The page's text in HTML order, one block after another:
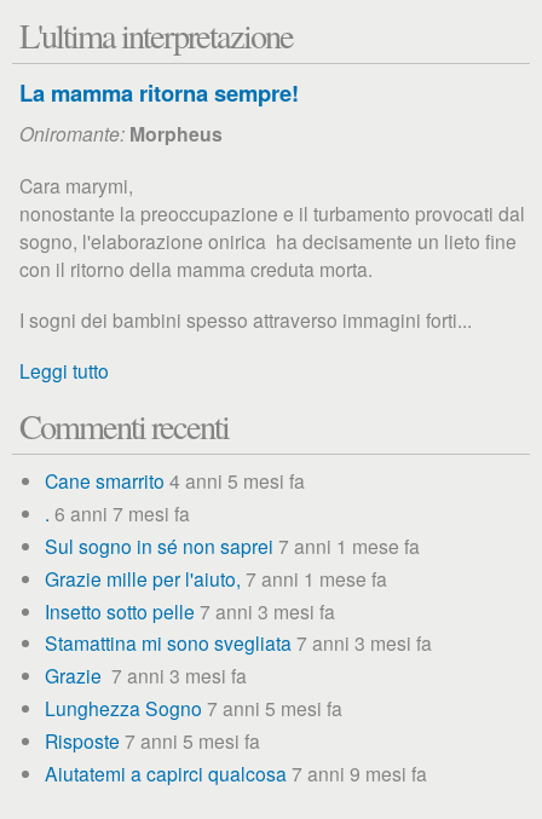
L'ultima interpretazione
La mamma ritorna sempre!
Oniromante: Morpheus
Cara marymi,
nonostante la preoccupazione e il turbamento provocati dal
sogno, l'elaborazione onirica ha decisamente un lieto fine
con il ritorno della mamma creduta morta.
I sogni dei bambini spesso attraverso immagini forti...
Leggi tutto
Commenti recenti
Cane smarrito 4 anni 5 mesi fa
. 6 anni 7 mesi fa
Sul sogno in sé non saprei 7 anni 1 mese fa
Grazie mille per l'aiuto, 7 anni 1 mese fa
Insetto sotto pelle 7 anni 3 mesi fa
Stamattina mi sono svegliata7 anni 3 mesi fa
Grazie 7 anni 3 mesi fa
Lunghezza Sogno 7 anni 5 mesi fa
Risposte 7 anni 5 mesi fa
Aiutatemi a capirci qualcosa7 anni 9 mesi fa